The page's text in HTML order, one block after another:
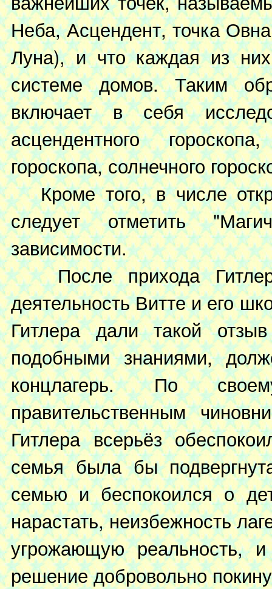
Неба, Асцендент, точка
Луна), и что каждая из
системе домов. Таким
включает в себя
асцендентного
гороскопа, солнечного
Кроме того, в числе
следует отметить
зависимости.
После прихода Гитлера
деятельность Витте и его
Гитлера дали такой
подобными знаниями,
концлагерь. По
правительственным
Гитлера всерьёз
семья была бы
семью и беспокоился о
нарастать, неизбежность
угрожающую реальность,
решение добровольно